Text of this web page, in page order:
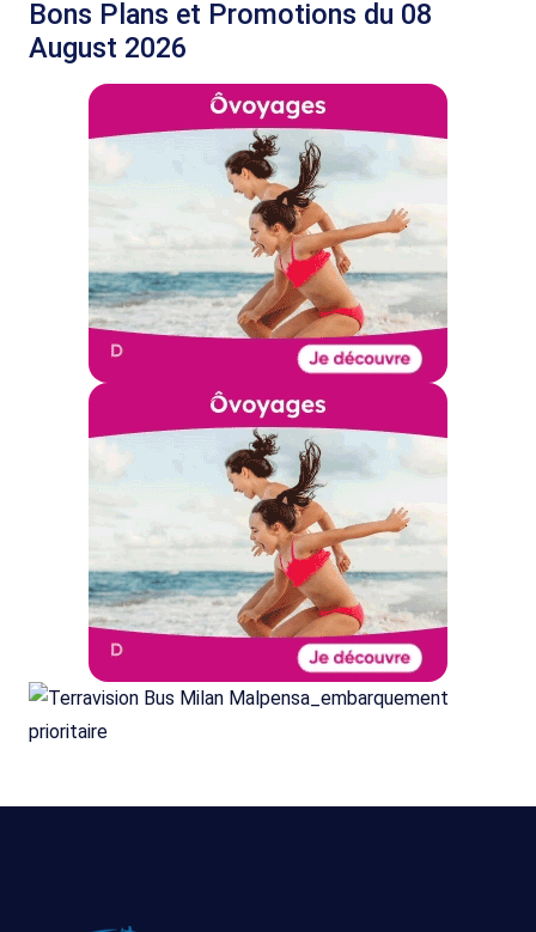
Bons Plans et Promotions du 08
August 2026